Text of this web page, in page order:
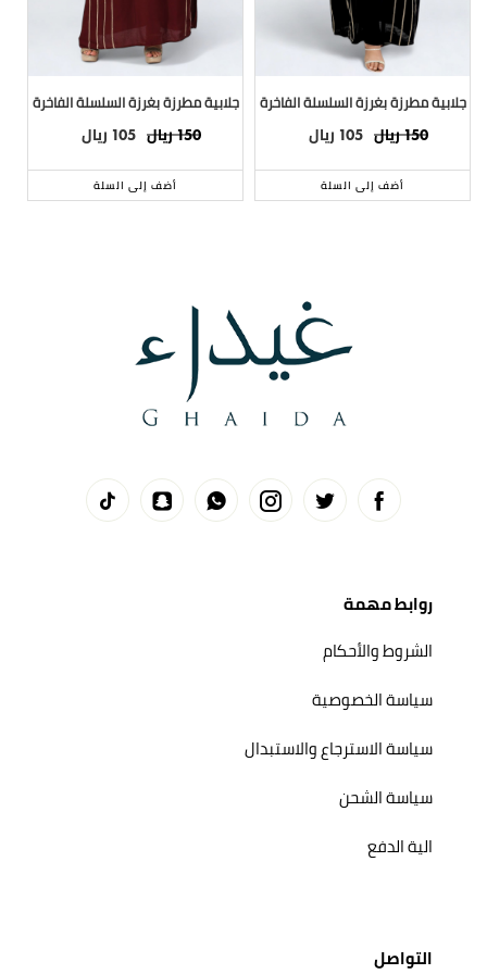
جلابية مطرزة بغرزة السلسلة الفاخرة
ريال150 ريال 105
أضف إلى السلة
جلابية مطرزة بغرزة السلسلة الفاخرة
ريال150 ريال 105
أضف إلى السلة
روابط مهمة
الشروط والأحكام
سياسة الخصوصية
سياسة الاسترجاع والاستبدال
سياسة الشحن
الية الدفع
التواصل